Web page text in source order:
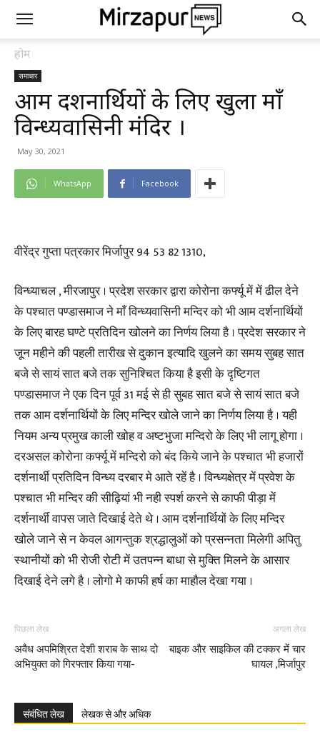
होम
समाचार
आम दर्शनार्थियों के लिए खुला माँ
विन्ध्यवासिनी मंदिर ।
May 30, 2021
WhatsApp Facebook
वीरेंद्र गुप्ता पत्रकार मिर्जापुर 94 53 82 1310,
विन्ध्याचल , मीरजापुर । प्रदेश सरकार द्वारा कोरोना कर्फ्यू में में ढील देने
के पश्चात पण्डासमाज ने माँ विन्ध्यवासिनी मन्दिर को भी आम दर्शनार्थियों
के लिए बारह घण्टे प्रतिदिन खोलने का निर्णय लिया है । प्रदेश सरकार ने
जून महीने की पहली तारीख से दुकान इत्यादि खुलने का समय सुबह सात
बजे से सायं सात बजे तक सुनिश्चित किया है इसी के दृष्टिगत
पण्डासमाज ने एक दिन पूर्व 31 मई से ही सुबह सात बजे से सायं सात बजे
तक आम दर्शनार्थियों के लिए मन्दिर खोले जाने का निर्णय लिया है । यही
नियम अन्य प्रमुख काली खोह व अष्टभुजा मन्दिरो के लिए भी लागू होगा ।
दरअसल कोरोना कर्फ्यू में मन्दिरो को बंद किये जाने के पश्चात भी हजारों
दर्शनार्थी प्रतिदिन विन्ध्य दरबार मे आते रहें है । विन्ध्यक्षेत्र में प्रवेश के
पश्चात भी मन्दिर की सीढ़ियां भी नही स्पर्श करने से काफी पीड़ा में
दर्शनार्थी वापस जाते दिखाई देते थे । आम दर्शनार्थियों के लिए मन्दिर
खोले जाने से न केवल आगन्तुक श्रद्धालुओं को प्रसन्नता मिलेगी अपितु
स्थानीयों को भी रोजी रोटी में उतपन्न बाधा से मुक्ति मिलने के आसार
दिखाई देने लगे है । लोगो मे काफी हर्ष का माहौल देखा गया ।
पिछला लेख
अवैध अपमिश्रित देशी शराब के साथ दो
अभियुक्त को गिरफ्तार किया गया-
अगला लेख
बाइक और साइकिल की टक्कर में चार
घायल ,मिर्जापुर
संबंधित लेख लेखक से और अधिक